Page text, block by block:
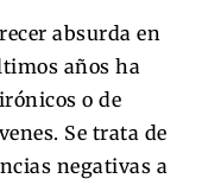
absurda en
años ha
o de
Se trata de
negativas a